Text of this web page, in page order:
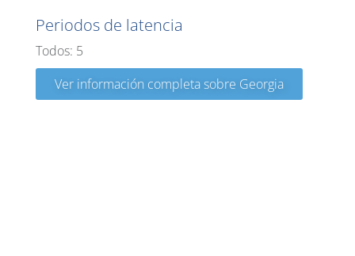
Periodos de latencia
Todos: 5
Ver información completa sobre Georgia